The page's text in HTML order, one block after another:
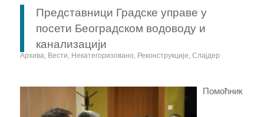
Представници Градске управе у
посети Београдском водоводу и
канализацији
Архива Вести Некатегоризовано Реконструкције Слајдер
Помоћник